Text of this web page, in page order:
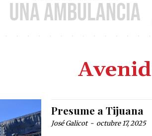
Presume a Tijuana
José Galicot - octubre 17, 2025